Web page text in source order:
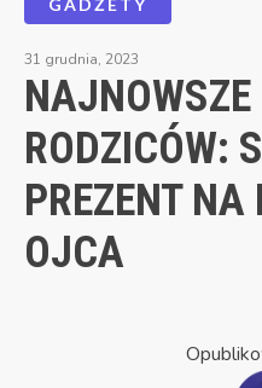
31 grudnia, 2023
RODZICÓW:
PREZENT
OJCA